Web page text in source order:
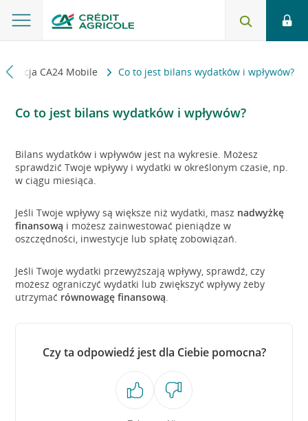
CA24 Mobile Co to jest bilans wydatków i wpływów?
Co to jest bilans wydatków i wpływów?
Bilans wydatków i wpływów jest na wykresie. Możesz
sprawdzić Twoje wpływy i wydatki w określonym czasie, np.
w ciągu miesiąca.
Jeśli Twoje wpływy są większe niż wydatki, masz nadwyżkę
finansową i możesz zainwestować pieniądze w
oszczędności, inwestycje lub spłatę zobowiązań.
Jeśli Twoje wydatki przewyższają wpływy, sprawdź, czy
możesz ograniczyć wydatki lub zwiększyć wpływy żeby
utrzymać równowagę finansową.
Czy ta odpowiedź jest dla Ciebie pomocna?